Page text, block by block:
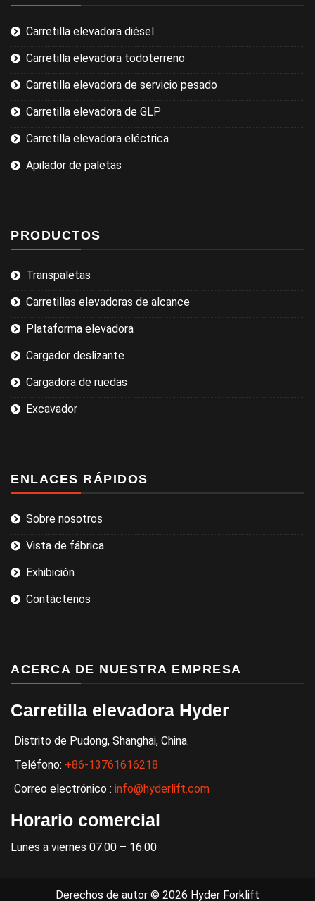
Carretilla elevadora diésel
Carretilla elevadora todoterreno
Carretilla elevadora de servicio pesado
Carretilla elevadora de GLP
Carretilla elevadora eléctrica
Apilador de paletas
PRODUCTOS
Transpaletas
Carretillas elevadoras de alcance
Plataforma elevadora
Cargador deslizante
Cargadora de ruedas
Excavador
ENLACES RÁPIDOS
Sobre nosotros
Vista de fábrica
Exhibición
Contáctenos
ACERCA DE NUESTRA EMPRESA
Carretilla elevadora Hyder
Distrito de Pudong, Shanghai, China.
Teléfono: +86-13761616218
Correo electrónico : info@hyderlift.com
Horario comercial
Lunes a viernes 07.00 – 16.00
Derechos de autor © 2026 Hyder Forklift